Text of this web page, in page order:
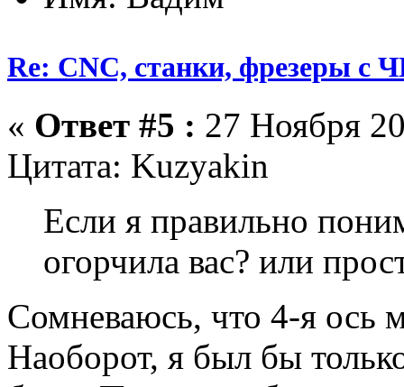
Re: CNC, станки, фрезеры с
« Ответ #5 : 27 Ноября
Цитата: Kuzyakin
Если я правильно
огорчила вас? или
Сомневаюсь, что 4-я ось
Наоборот, я был бы